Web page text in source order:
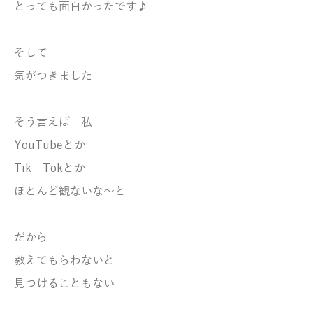
とっても面白かったです♪
そして
気がつきました
そう言えば 私
YouTubeとか
Tik Tokとか
ほとんど観ないな～と
だから
教えてもらわないと
見つけることもない